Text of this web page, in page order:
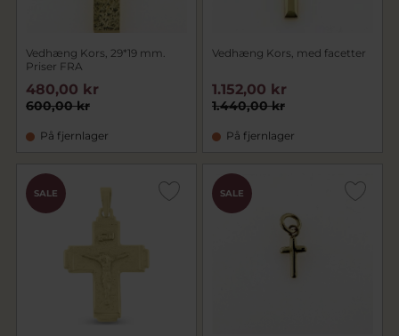
Vedhæng Kors, 29*19 mm.
Priser FRA
600,00 kr
480,00 kr
På fjernlager
Vedhæng Kors, med facetter
1.440,00 kr
1.152,00 kr
På fjernlager
SALE SALE